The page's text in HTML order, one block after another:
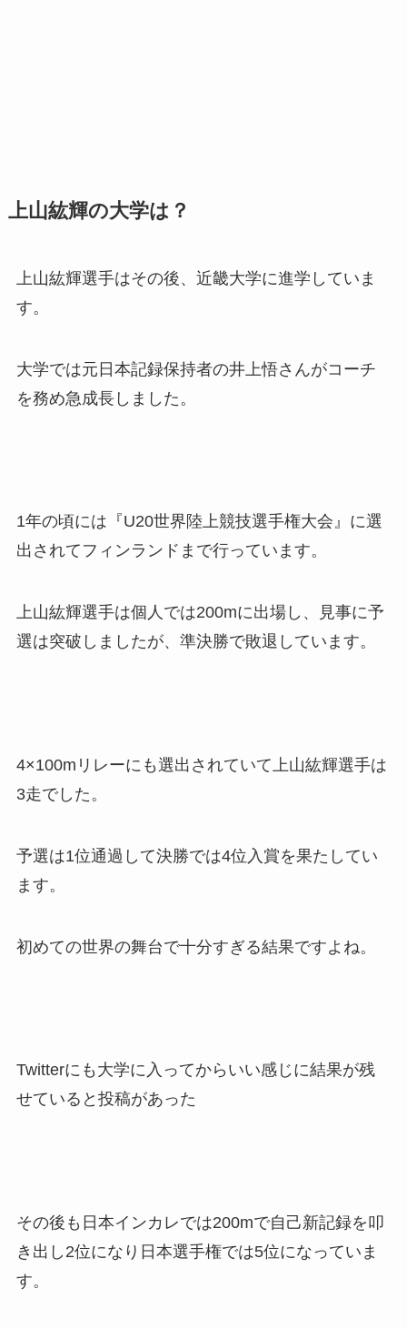
上山紘輝の大学は？
上山紘輝選手はその後、近畿大学に進学していま
す。
大学では元日本記録保持者の井上悟さんがコーチ
を務め急成長しました。
1年の頃には『U20世界陸上競技選手権大会』に選
出されてフィンランドまで行っています。
上山紘輝選手は個人では200mに出場し、見事に予
選は突破しましたが、準決勝で敗退しています。
4×100mリレーにも選出されていて上山紘輝選手は
3走でした。
予選は1位通過して決勝では4位入賞を果たしてい
ます。
初めての世界の舞台で十分すぎる結果ですよね。
Twitterにも大学に入ってからいい感じに結果が残
せていると投稿があった
その後も日本インカレでは200mで自己新記録を叩
き出し2位になり日本選手権では5位になっていま
す。